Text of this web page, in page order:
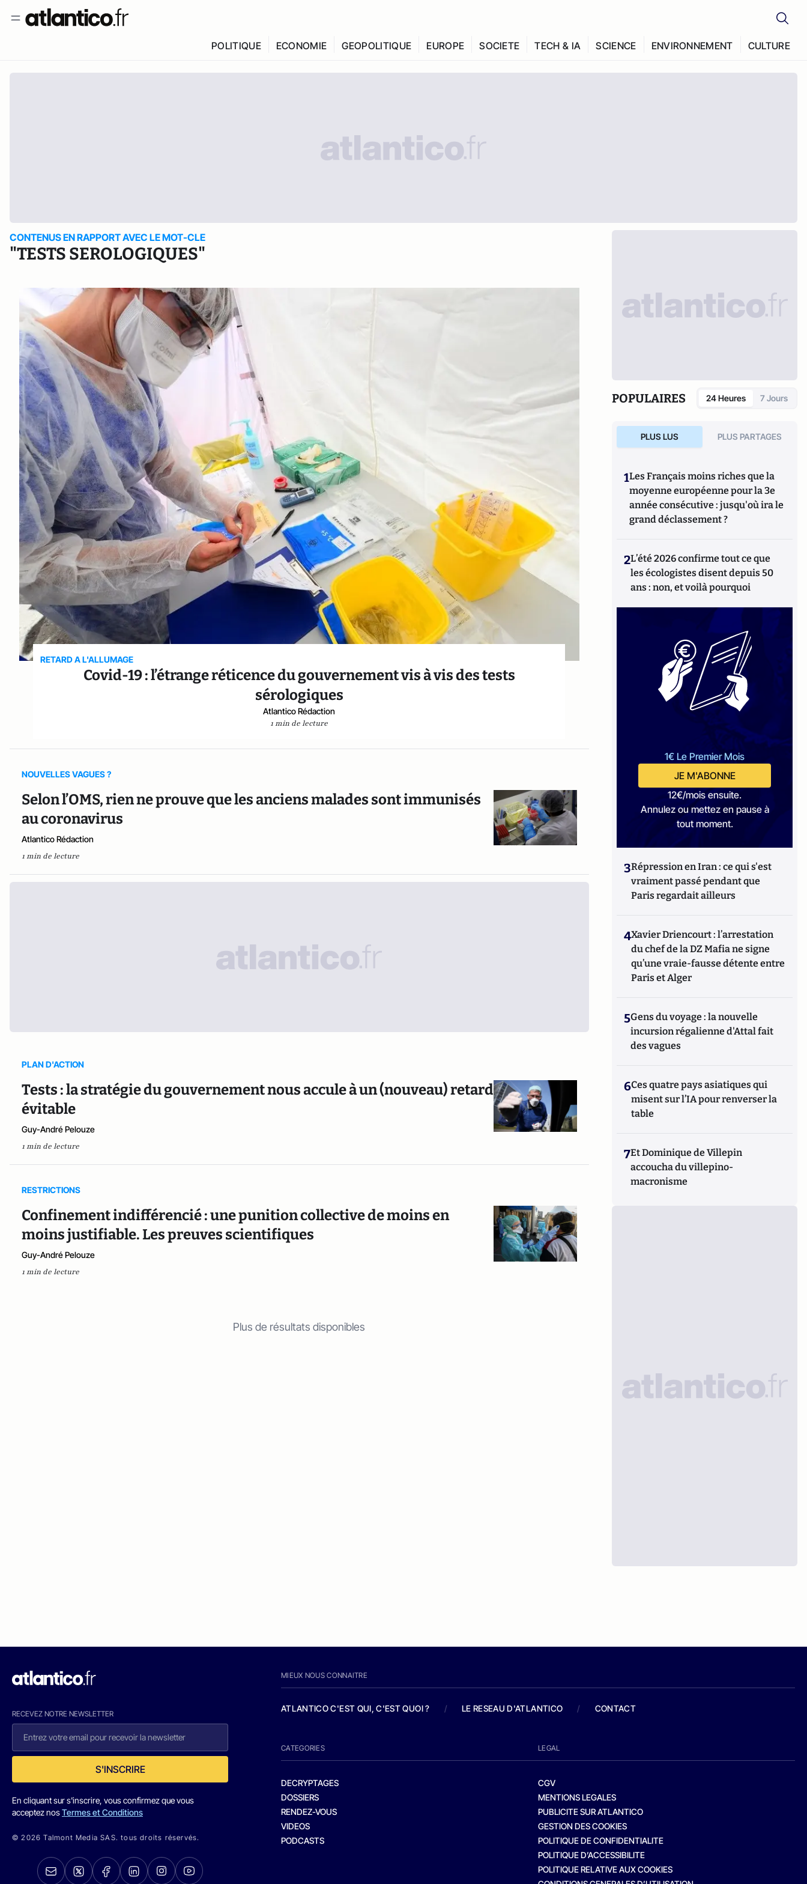
POLITIQUE ECONOMIE GEOPOLITIQUE EUROPE SOCIETE TECH & IA SCIENCE ENVIRONNEMENT CULTURE
CONTENUS EN RAPPORT AVEC LE MOT-CLE
"TESTS SEROLOGIQUES"
RETARD A L'ALLUMAGE
Covid-19 : l’étrange réticence du gouvernement vis à vis des tests
sérologiques
Atlantico Rédaction
1 min de lecture
NOUVELLES VAGUES ?
Selon l’OMS, rien ne prouve que les anciens malades sont immunisés
au coronavirus
Atlantico Rédaction
1 min de lecture
PLAN D'ACTION
Tests : la stratégie du gouvernement nous accule à un (nouveau) retard
évitable
Guy-André Pelouze
1 min de lecture
RESTRICTIONS
Confinement indifférencié : une punition collective de moins en
moins justifiable. Les preuves scientifiques
Guy-André Pelouze
1 min de lecture
Plus de résultats disponibles
POPULAIRES 24 Heures 7 Jours
PLUS LUS PLUS PARTAGES
1Les Français moins riches que la
moyenne européenne pour la 3e
année consécutive : jusqu'où ira le
grand déclassement ?
2L’été 2026 confirme tout ce que
les écologistes disent depuis 50
ans : non, et voilà pourquoi
1€ Le Premier Mois
JE M'ABONNE
12€/mois ensuite.
Annulez ou mettez en pause à
tout moment.
3Répression en Iran : ce qui s'est
vraiment passé pendant que
Paris regardait ailleurs
4Xavier Driencourt : l’arrestation
du chef de la DZ Mafia ne signe
qu’une vraie-fausse détente entre
Paris et Alger
5Gens du voyage : la nouvelle
incursion régalienne d'Attal fait
des vagues
6Ces quatre pays asiatiques qui
misent sur l’IA pour renverser la
table
7Et Dominique de Villepin
accoucha du villepino-
macronisme
RECEVEZ NOTRE NEWSLETTER
S'INSCRIRE
En cliquant sur s'inscrire, vous confirmez que vous
acceptez nosTermes et Conditions
© 2026 Talmont Media SAS. tous droits réservés.
MIEUX NOUS CONNAITRE
ATLANTICO C'EST QUI, C'EST QUOI ? / LE RESEAU D'ATLANTICO / CONTACT
CATEGORIES
DECRYPTAGES
DOSSIERS
RENDEZ-VOUS
VIDEOS
PODCASTS
LEGAL
CGV
MENTIONS LEGALES
PUBLICITE SUR ATLANTICO
GESTION DES COOKIES
POLITIQUE DE CONFIDENTIALITE
POLITIQUE D’ACCESSIBILITE
POLITIQUE RELATIVE AUX COOKIES